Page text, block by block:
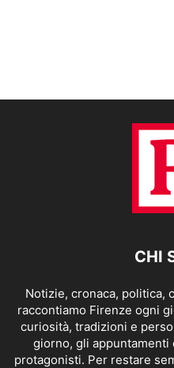
CHI
Notizie, cronaca, politica,
raccontiamo Firenze ogni
curiosità, tradizioni e
giorno, gli appuntamenti
protagonisti. Per restare